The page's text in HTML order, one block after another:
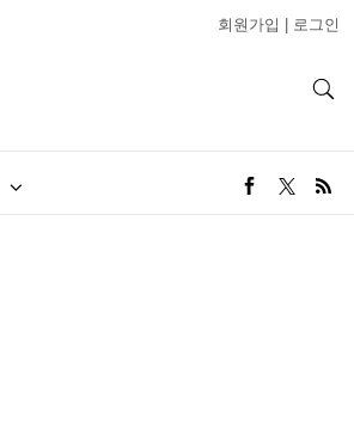
회원가입 로그인